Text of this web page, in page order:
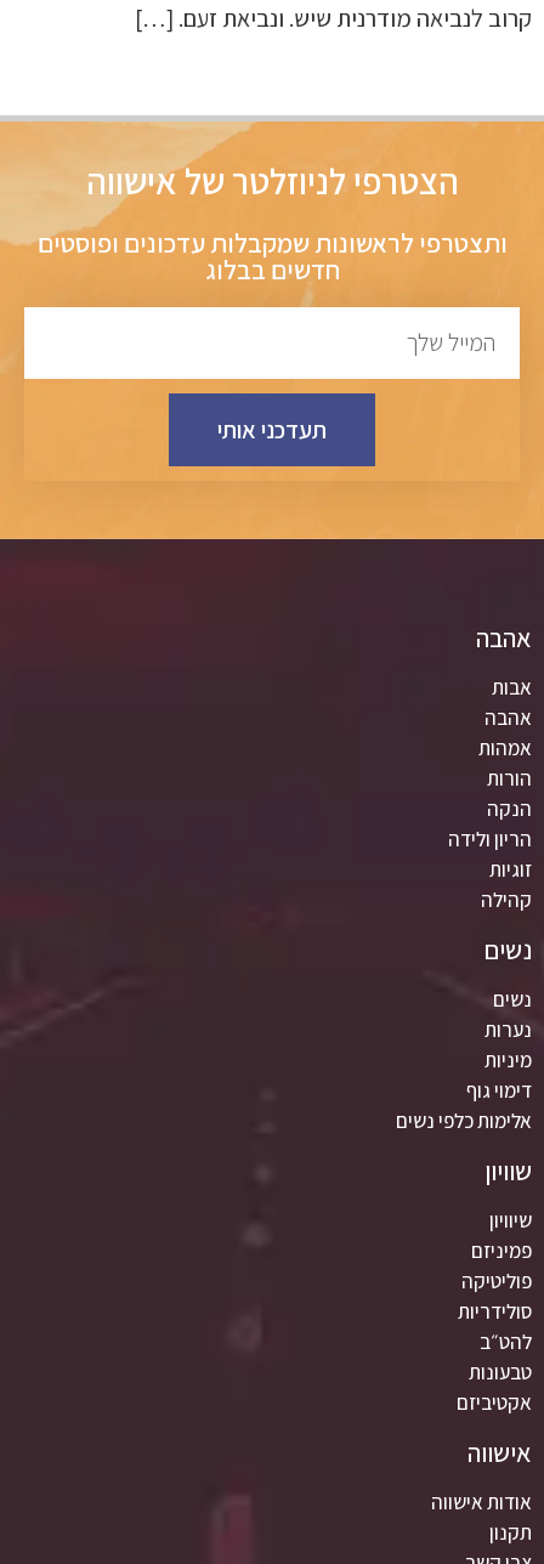
קרוב לנביאה מודרנית שיש. ונביאת זעם. […]
הצטרפי לניוזלטר של אישווה
ותצטרפי לראשונות שמקבלות עדכונים ופוסטים
חדשים בבלוג
תעדכני אותי
אהבה
אבות
אהבה
אמהות
הורות
הנקה
הריון ולידה
זוגיות
קהילה
נשים
נשים
נערות
מיניות
דימוי גוף
אלימות כלפי נשים
שוויון
שיוויון
פמיניזם
פוליטיקה
סולידריות
להט״ב
טבעונות
אקטיביזם
אישווה
אודות אישווה
תקנון